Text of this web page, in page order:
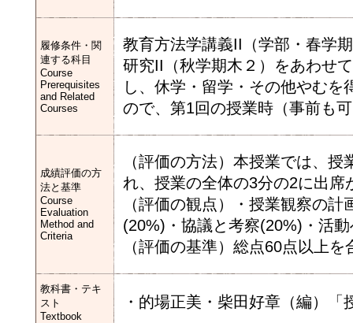
履修条件・関
連する科目
Course
Prerequisites
and Related
Courses
教育方法学講義II（学部・春学
研究II（秋学期木２）をあわせ
し、休学・留学・その他やむ
ので、第1回の授業時（事前も
成績評価の方
法と基準
Course
Evaluation
Method and
Criteria
（評価の方法）本授業では、
れ、授業の全体の3分の2に出
（評価の観点）・授業観察の
(20%)・協議と考察(20%)・活
（評価の基準）総点60点以上を
教科書・テキ
スト
Textbook
・的場正美・柴田好章（編）